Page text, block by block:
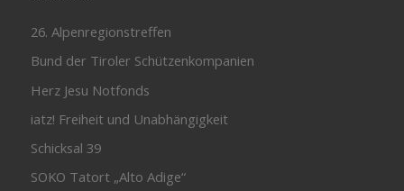
26. Alpenregionstreffen
Bund der Tiroler Schützenkompanien
Herz Jesu Notfonds
iatz! Freiheit und Unabhängigkeit
Schicksal 39
SOKO Tatort „Alto Adige“